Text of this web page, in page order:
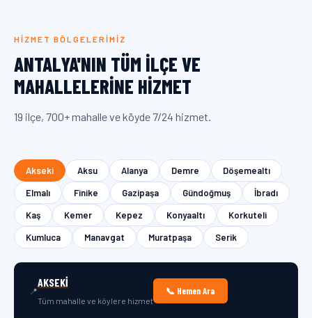
HIZMET BÖLGELERIMIZ
ANTALYA'NIN TÜM İLÇE VE
MAHALLELERINE HIZMET
19 ilçe, 700+ mahalle ve köyde 7/24 hizmet.
Akseki Aksu Alanya Demre
Döşemealtı
Elmalı
Finike Gazipaşa Gündoğmuş
İbradı
Kaş
Kemer Kepez Konyaaltı
Korkuteli
Kumluca
Manavgat Muratpaşa Serik
📍
AKSEKI
Tüm mahalle ve köylere hizmet
📞 Hemen Ara